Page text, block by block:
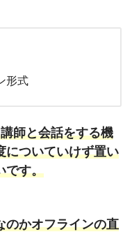
形式
師と会話をする機
についていけず置い
です。
のかオフラインの直